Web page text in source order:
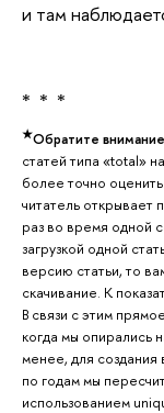
и там
* * *
★Обратите
статей типа «total»
более точно
читатель открывает
раз во время одной
загрузкой одной
версию статьи, то
скачивание. К
В связи с этим
когда мы опирались
менее, для создания
по годам мы
использованием